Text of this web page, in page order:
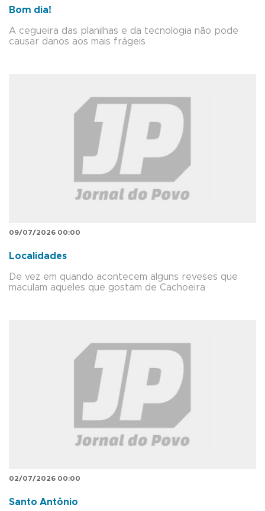
Bom dia!
A cegueira das planilhas e da tecnologia não pode
causar danos aos mais frágeis
09/07/2026 00:00
Localidades
De vez em quando acontecem alguns reveses que
maculam aqueles que gostam de Cachoeira
02/07/2026 00:00
Santo Antônio